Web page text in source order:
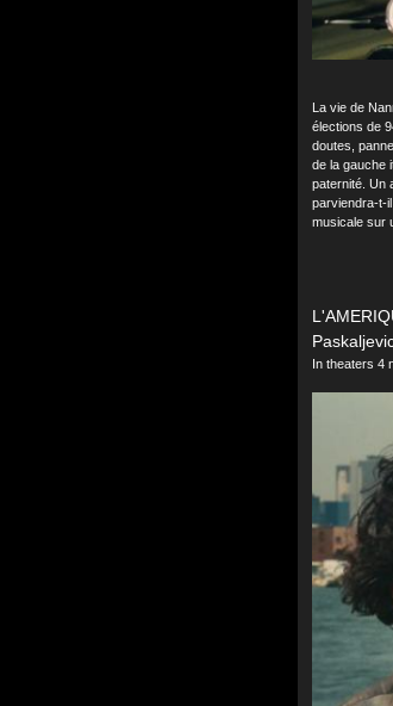
La vie de
élections de
doutes,
de la gauche
paternité. Un
parviendra-t-
musicale sur
In theaters 4